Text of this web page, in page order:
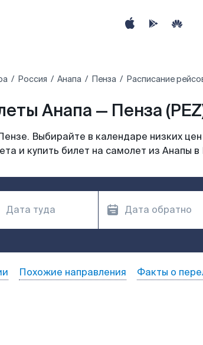
Россия Анапа Пенза Расписание
Анапа — Пенза
Выбирайте в календаре низких
и купить билет на самолет из Анапы
Похожие направления Факты о